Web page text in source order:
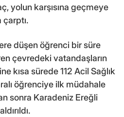
yolun karşısına geçmeye
çarptı.
düşen öğrenci bir süre
çevredeki vatandaşların
kısa sürede 112 Acil Sağlık
öğrenciye ilk müdahale
sonra Karadeniz Ereğli